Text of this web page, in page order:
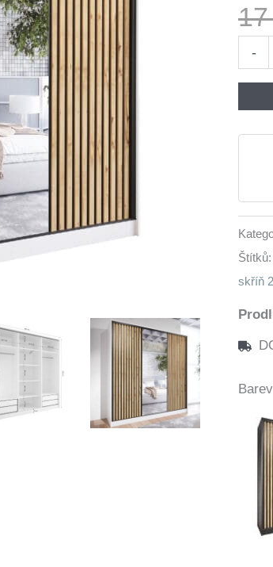
-
se
200
bílá
/
dub
wotan
černá
Štítků:
skříň